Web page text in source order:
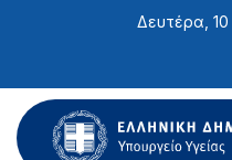
ιστότοπος
περιλαμβάνει
ένα
Δευτέρα,